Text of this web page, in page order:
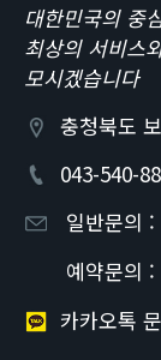
대한민국의 중
최상의 서비스
모시겠습니다
충청북도
043-540-
일반문의 :
예약문의 :
카카오톡